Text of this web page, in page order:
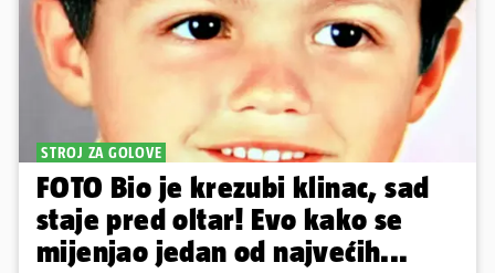
STROJ ZA GOLOVE
FOTO Bio je krezubi klinac, sad
staje pred oltar! Evo kako se
mijenjao jedan od najvećih...